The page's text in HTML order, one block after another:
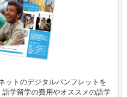
ットのデジタルパンフレットを
学留学の費用やオススメの語学